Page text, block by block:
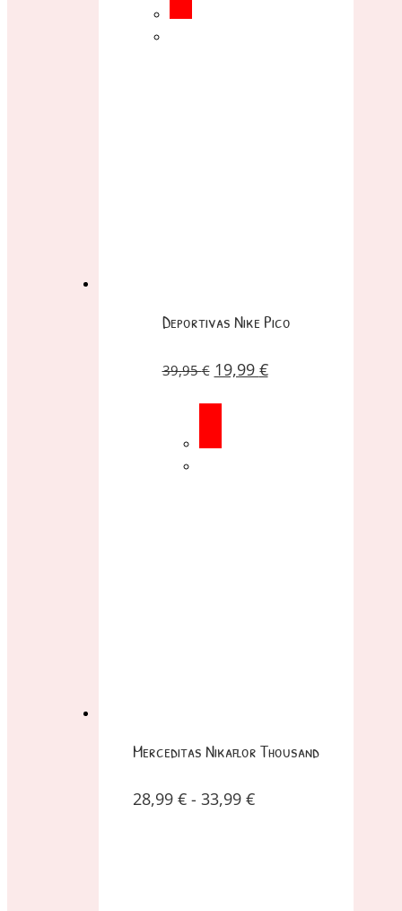
Deportivas Nike Pico
39,95€ 19,99 €
Merceditas Nikaflor Thousand
28,99 € - 33,99 €